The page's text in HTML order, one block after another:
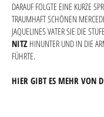
DARAUF FOLGTE EINE KURZE
TRAUMHAFT SCHÖNEN
JAQUELINES VATER SIE DIE
NITZ HINUNTER UND IN DIE
FÜHRTE.
HIER GIBT ES MEHR VON